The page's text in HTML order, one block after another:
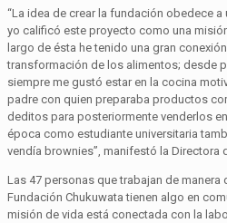
“La idea de crear la fundación obedece a
yo calificó este proyecto como una
largo de ésta he tenido una gran
transformación de los alimentos; desde
siempre me gustó estar en la cocina
padre con quien preparaba productos
deditos para posteriormente venderlos
época como estudiante universitaria
vendía brownies”, manifestó la Directora
Las 47 personas que trabajan de manera
Fundación Chukuwata tienen algo en
misión de vida está conectada con la